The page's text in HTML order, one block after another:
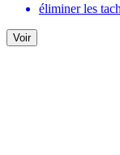
éliminer les
Voir